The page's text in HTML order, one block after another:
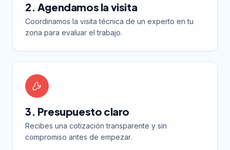
2. Agendamos la visita
Coordinamos la visita técnica de un experto en tu
zona para evaluar el trabajo.
3. Presupuesto claro
Recibes una cotización transparente y sin
compromiso antes de empezar.